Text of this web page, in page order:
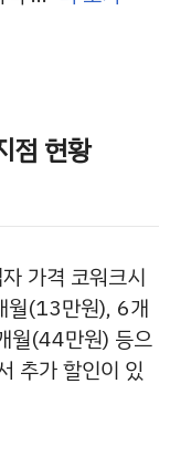
점 현황
가격 코워크시
월(13만원), 6개
(44만원) 등으
추가 할인이 있